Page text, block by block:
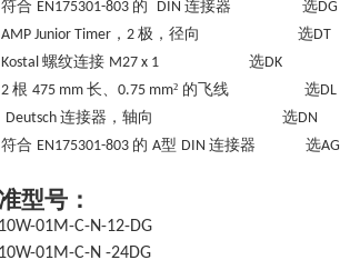
符合 EN175301-803 的 DIN 连接器 选DG
AMP Junior Timer ， 2 极，径向 选DT
Kostal 螺纹连接 M27 x 1 选DK
2 根 475 mm 长、 0.75 mm² 的飞线 选DL
Deutsch 连接器，轴向 选DN
符合 EN175301-803 的 A型 DIN 连接器 选AG
型号：
01M-C-N-12-DG
01M-C-N -24DG